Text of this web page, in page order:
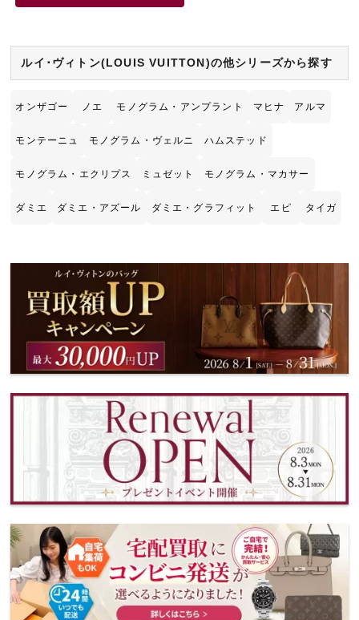
ルイ･ヴィトン(LOUIS VUITTON)の他シリーズから探す
オンザゴー ノエ モノグラム・アンプラント マヒナ アルマ
モンテーニュ モノグラム・ヴェルニ ハムステッド
モノグラム・エクリプス ミュゼット モノグラム・マカサー
ダミエ ダミエ・アズール ダミエ・グラフィット エピ タイガ